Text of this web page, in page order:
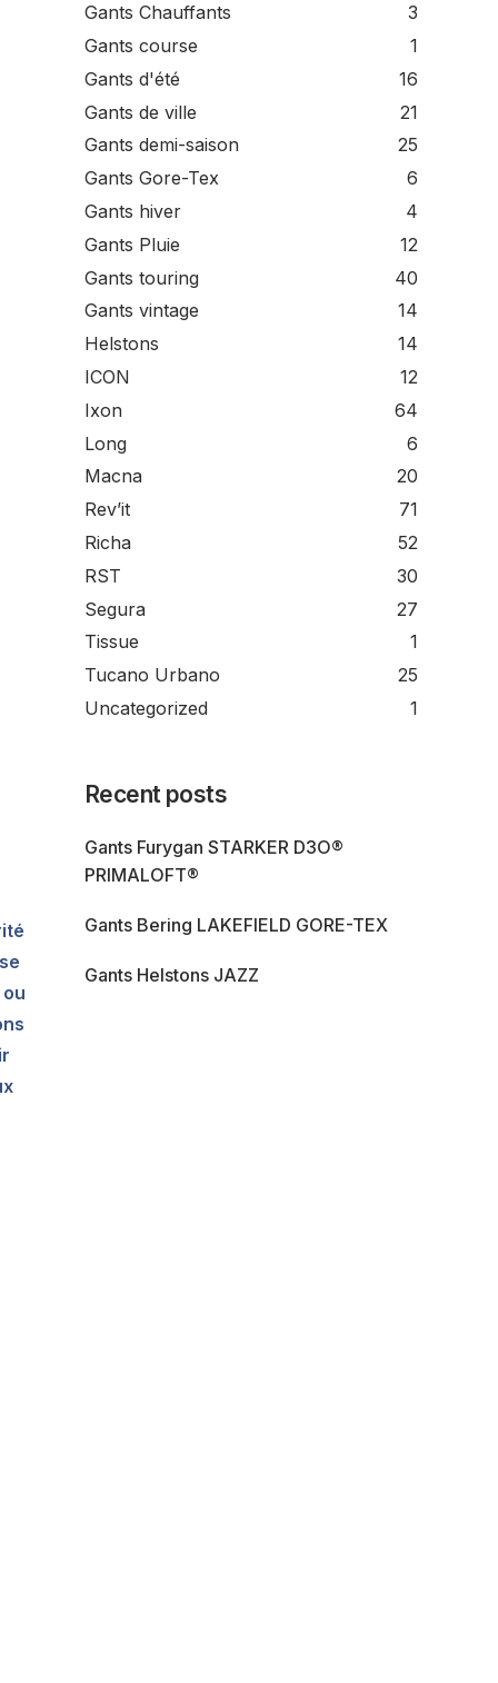
Gants Chauffants
3
Gants course
1
Gants d'été
16
Gants de ville
21
Gants demi-saison
25
Gants Gore-Tex
6
Gants hiver
4
Gants Pluie
12
Gants touring
40
Gants vintage
14
Helstons
14
ICON
12
Ixon
64
Long
6
Macna
20
Rev’it
71
Richa
52
RST
30
Segura
27
Tissue
1
Tucano Urbano
25
Uncategorized
1
Recent posts
Gants Furygan STARKER D3O®
PRIMALOFT®
Gants Bering LAKEFIELD GORE-TEX
Gants Helstons JAZZ